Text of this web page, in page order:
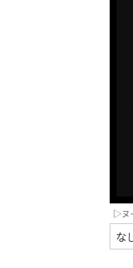
同一商品まとめ買いキ
▷ヌ